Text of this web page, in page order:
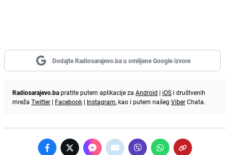
Dodajte Radiosarajevo.ba u omiljene Google izvore
Radiosarajevo.bapratite putem aplikacije za Android | iOS i društvenih
mreža Twitter | Facebook | Instagram, kao i putem našeg ViberChata.